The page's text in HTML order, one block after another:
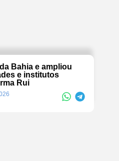
Bahia e ampliou
e institutos
Rui